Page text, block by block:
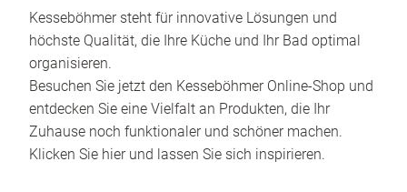
Kesseböhmer steht für innovative Lösungen und
höchste Qualität, die Ihre Küche und Ihr Bad optimal
organisieren.
Besuchen Sie jetzt den Kesseböhmer Online-Shop und
entdecken Sie eine Vielfalt an Produkten, die Ihr
Zuhause noch funktionaler und schöner machen.
Klicken Sie hier und lassen Sie sich inspirieren.